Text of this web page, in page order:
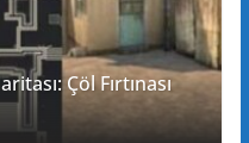
Çöl Fırtınası